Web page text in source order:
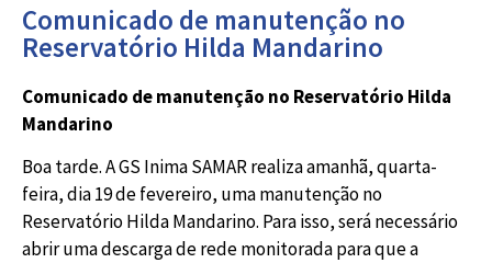
Comunicado de manutenção no
Reservatório Hilda Mandarino
Comunicado de manutenção no Reservatório Hilda
Mandarino
Boa tarde.A GS Inima SAMAR realiza amanhã, quarta-
feira, dia 19 de fevereiro, uma manutenção no
Reservatório Hilda Mandarino. Para isso, será necessário
abrir uma descarga de rede monitorada para que a